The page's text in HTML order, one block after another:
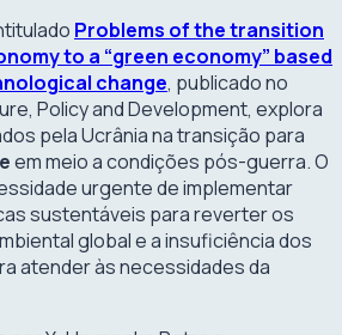
Problems of the transition
to a “green economy” based
change, publicado no
Policy and Development, explora
pela Ucrânia na transição para
em meio a condições pós-guerra. O
urgente de implementar
sustentáveis para reverter os
global e a insuficiência dos
atender às necessidades da